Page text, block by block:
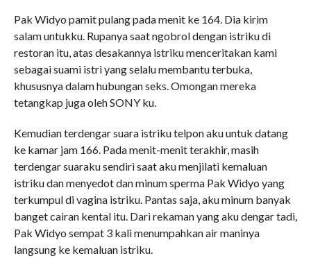
Pak Widyo pamit pulang pada menit ke 164. Dia kirim
salam untukku. Rupanya saat ngobrol dengan istriku di
restoran itu, atas desakannya istriku menceritakan kami
sebagai suami istri yang selalu membantu terbuka,
khususnya dalam hubungan seks. Omongan mereka
tetangkap juga oleh SONY ku.
Kemudian terdengar suara istriku telpon aku untuk datang
ke kamar jam 166. Pada menit-menit terakhir, masih
terdengar suaraku sendiri saat aku menjilati kemaluan
istriku dan menyedot dan minum sperma Pak Widyo yang
terkumpul di vagina istriku. Pantas saja, aku minum banyak
banget cairan kental itu. Dari rekaman yang aku dengar tadi,
Pak Widyo sempat 3 kali menumpahkan air maninya
langsung ke kemaluan istriku.